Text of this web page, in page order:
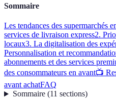
Sommaire
Les tendances des supermarchés
services de livraison express2.
locaux3. La digitalisation des
Personnalisation et
abonnements et des services
des consommateurs en avant📺
avant achatFAQ
Sommaire(11 sections)